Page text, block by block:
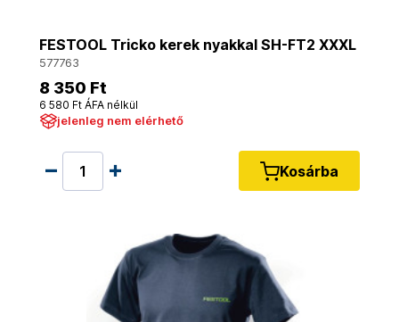
FESTOOL Tricko kerek nyakkal SH-FT2 XXXL
577763
8 350 Ft
6 580 Ft ÁFA nélkül
jelenleg nem elérhető
Kosárba